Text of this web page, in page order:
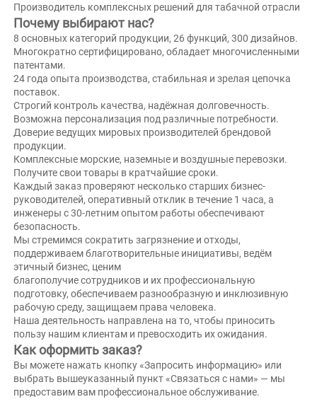
Производитель комплексных решений для табачной отрасли
Почему выбирают нас?
8 основных категорий продукции, 26 функций, 300 дизайнов.
Многократно сертифицировано, обладает многочисленными
патентами.
24 года опыта производства, стабильная и зрелая цепочка
поставок.
Строгий контроль качества, надёжная долговечность.
Возможна персонализация под различные потребности.
Доверие ведущих мировых производителей брендовой
продукции.
Комплексные морские, наземные и воздушные перевозки.
Получите свои товары в кратчайшие сроки.
Каждый заказ проверяют несколько старших бизнес-
руководителей, оперативный отклик в течение 1 часа, а
инженеры с 30-летним опытом работы обеспечивают
безопасность.
Мы стремимся сократить загрязнение и отходы,
поддерживаем благотворительные инициативы, ведём
этичный бизнес, ценим
благополучие сотрудников и их профессиональную
подготовку, обеспечиваем разнообразную и инклюзивную
рабочую среду, защищаем права человека.
Наша деятельность направлена на то, чтобы приносить
пользу нашим клиентам и превосходить их ожидания.
Как оформить заказ?
Вы можете нажать кнопку «Запросить информацию» или
выбрать вышеуказанный пункт «Связаться с нами» — мы
предоставим вам профессиональное обслуживание.